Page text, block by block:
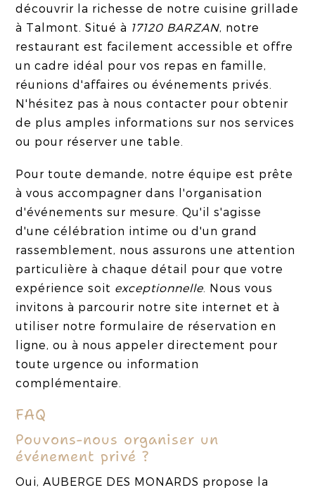
découvrir la richesse de notre cuisine grillade
à Talmont. Situé à 17120 BARZAN, notre
restaurant est facilement accessible et offre
un cadre idéal pour vos repas en famille,
réunions d'affaires ou événements privés.
N'hésitez pas à nous contacter pour obtenir
de plus amples informations sur nos services
ou pour réserver une table.
Pour toute demande, notre équipe est prête
à vous accompagner dans l'organisation
d'événements sur mesure. Qu'il s'agisse
d'une célébration intime ou d'un grand
rassemblement, nous assurons une attention
particulière à chaque détail pour que votre
expérience soit exceptionnelle . Nous vous
invitons à parcourir notre site internet et à
utiliser notre formulaire de réservation en
ligne, ou à nous appeler directement pour
toute urgence ou information
complémentaire.
FAQ
Pouvons-nous organiser un
événement privé ?
Oui, AUBERGE DES MONARDS propose la